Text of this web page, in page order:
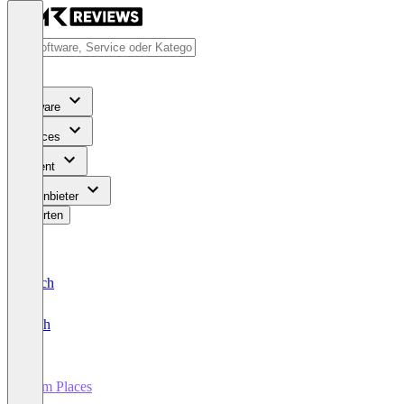
Software
Services
Content
Für Anbieter
Bewerten
Deutsch
English
ti&m Places